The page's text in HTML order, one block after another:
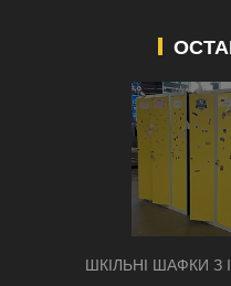
ШКІЛЬНІ ШАФКИ З